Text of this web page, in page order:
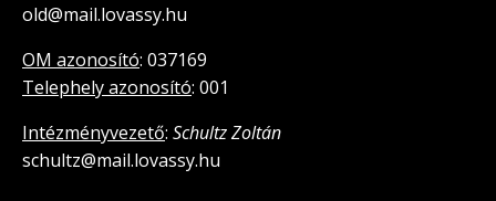
old@mail.lovassy.hu
OM azonosító: 037169
Telephely azonosító: 001
Intézményvezető: Schultz Zoltán
schultz@mail.lovassy.hu